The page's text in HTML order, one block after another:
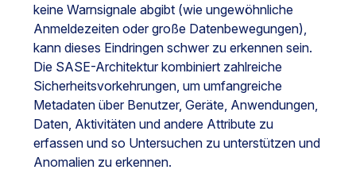
keine Warnsignale abgibt (wie ungewöhnliche
Anmeldezeiten oder große Datenbewegungen),
kann dieses Eindringen schwer zu erkennen sein.
Die SASE-Architektur kombiniert zahlreiche
Sicherheitsvorkehrungen, um umfangreiche
Metadaten über Benutzer, Geräte, Anwendungen,
Daten, Aktivitäten und andere Attribute zu
erfassen und so Untersuchen zu unterstützen und
Anomalien zu erkennen.